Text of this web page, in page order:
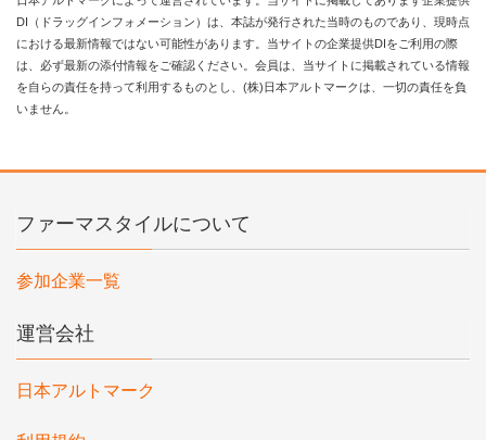
DI（ドラッグインフォメーション）は、本誌が発行された当時のものであり、現時点
における最新情報ではない可能性があります。当サイトの企業提供DIをご利用の際
は、必ず最新の添付情報をご確認ください。会員は、当サイトに掲載されている情報
を自らの責任を持って利用するものとし、(株)日本アルトマークは、一切の責任を負
いません。
ファーマスタイルについて
参加企業一覧
運営会社
日本アルトマーク